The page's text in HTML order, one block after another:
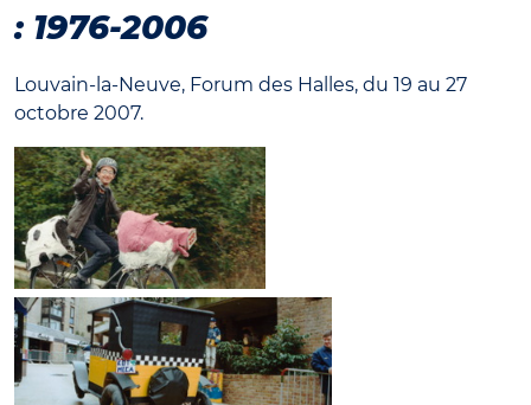
: 1976-2006
Louvain-la-Neuve, Forum des Halles, du 19 au 27
octobre 2007.